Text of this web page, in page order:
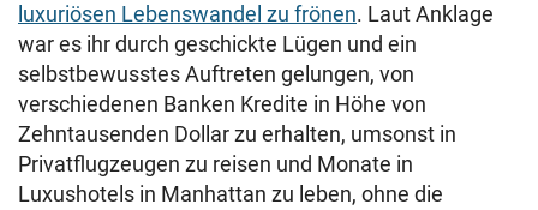
luxuriösen Lebenswandel zu frönen. Laut Anklage
war es ihr durch geschickte Lügen und ein
selbstbewusstes Auftreten gelungen, von
verschiedenen Banken Kredite in Höhe von
Zehntausenden Dollar zu erhalten, umsonst in
Privatflugzeugen zu reisen und Monate in
Luxushotels in Manhattan zu leben, ohne die